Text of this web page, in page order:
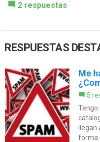
2 respuestas
RESPUESTAS
Me
5
Tengo
forma